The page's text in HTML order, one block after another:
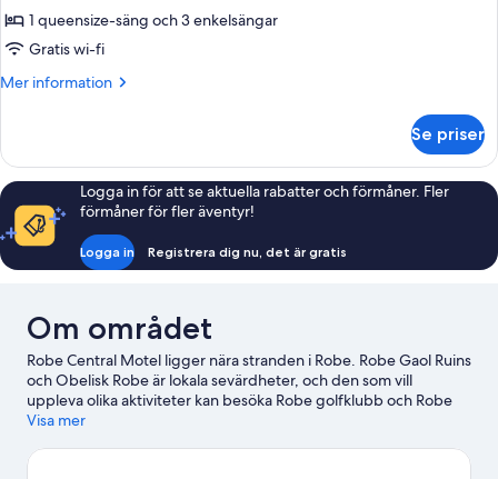
1 queensize-säng och 3 enkelsängar
Gratis wi-fi
Mer information
Mer
Economy
Se priser
Logga in för att se aktuella rabatter och förmåner. Fler
förmåner för fler äventyr!
Logga in Registrera dig nu, det är gratis
Om området
Robe Central Motel ligger nära stranden i Robe. Robe Gaol Ruins
och Obelisk Robe är lokala sevärdheter, och den som vill
uppleva olika aktiviteter kan besöka Robe golfklubb och Robe
Lake Buttler Marina. Det finns en golfbana i närheten, så det är
prova på någon annan rolig aktivitet, som cykelturer.
Visa mer